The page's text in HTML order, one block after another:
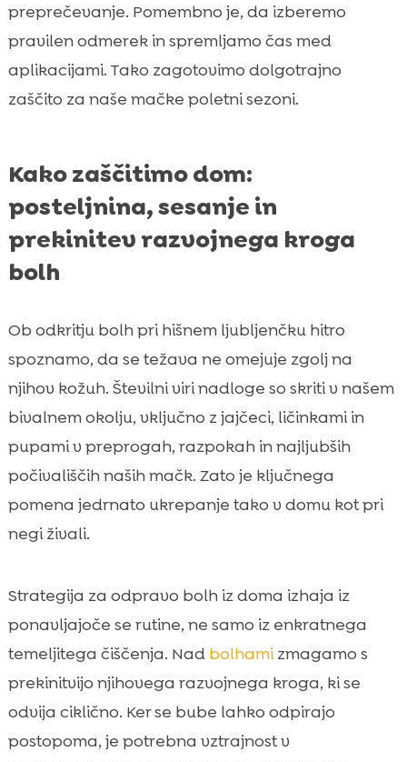
preprečevanje. Pomembno je, da izberemo
pravilen odmerek in spremljamo čas med
aplikacijami. Tako zagotovimo dolgotrajno
zaščito za naše mačke poletni sezoni.
Kako zaščitimo dom:
posteljnina, sesanje in
prekinitev razvojnega kroga
bolh
Ob odkritju bolh pri hišnem ljubljenčku hitro
spoznamo, da se težava ne omejuje zgolj na
njihov kožuh. Številni viri nadloge so skriti v našem
bivalnem okolju, vključno z jajčeci, ličinkami in
pupami v preprogah, razpokah in najljubših
počivališčih naših mačk. Zato je ključnega
pomena jedrnato ukrepanje tako v domu kot pri
negi živali.
Strategija za odpravo bolh iz doma izhaja iz
ponavljajoče se rutine, ne samo iz enkratnega
temeljitega čiščenja. Nad bolhamizmagamo s
prekinitvijo njihovega razvojnega kroga, ki se
odvija ciklično. Ker se bube lahko odpirajo
postopoma, je potrebna vztrajnost v